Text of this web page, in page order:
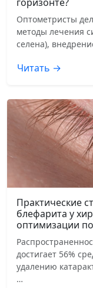
Оптометристы
методы лечения
селена),
Читать →
Практические
блефарита у
оптимизации
достигает 56%
удалению
…